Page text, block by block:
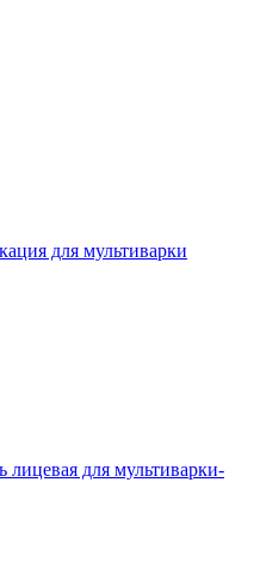
для мультиварки
для мультиварки-